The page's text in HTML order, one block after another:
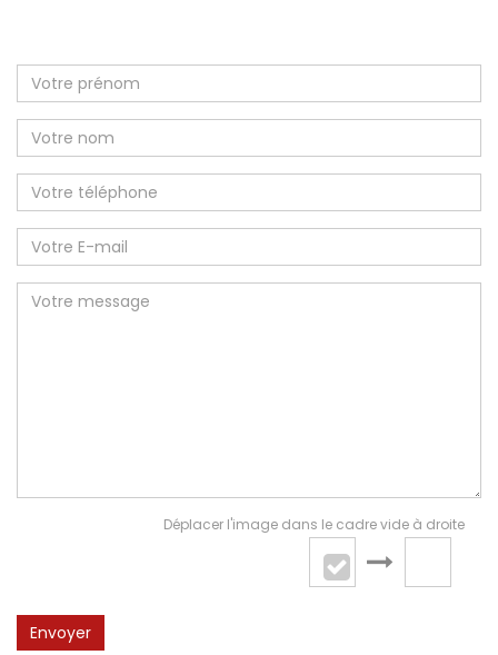
Déplacer l'image dans le cadre vide à droite
Envoyer